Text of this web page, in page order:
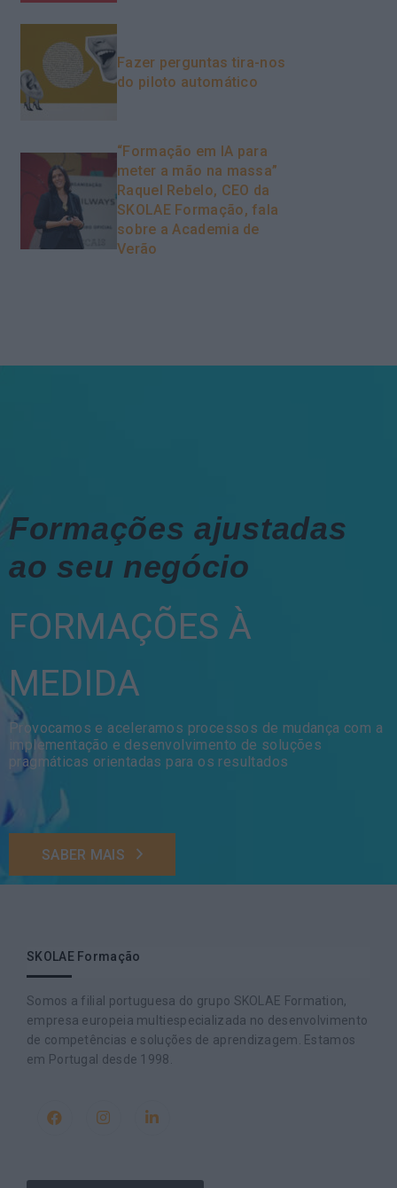
Fazer perguntas tira-nos
do piloto automático
“Formação em IA para
meter a mão na massa”
Raquel Rebelo, CEO da
SKOLAE Formação, fala
sobre a Academia de
Verão
Formações ajustadas
ao seu negócio
FORMAÇÕES À
MEDIDA
Provocamos e aceleramos processos de mudança com a
implementação e desenvolvimento de soluções
pragmáticas orientadas para os resultados
SABER MAIS
SKOLAE Formação
Somos a filial portuguesa do grupo SKOLAE Formation,
empresa europeia multiespecializada no desenvolvimento
de competências e soluções de aprendizagem. Estamos
em Portugal desde 1998.